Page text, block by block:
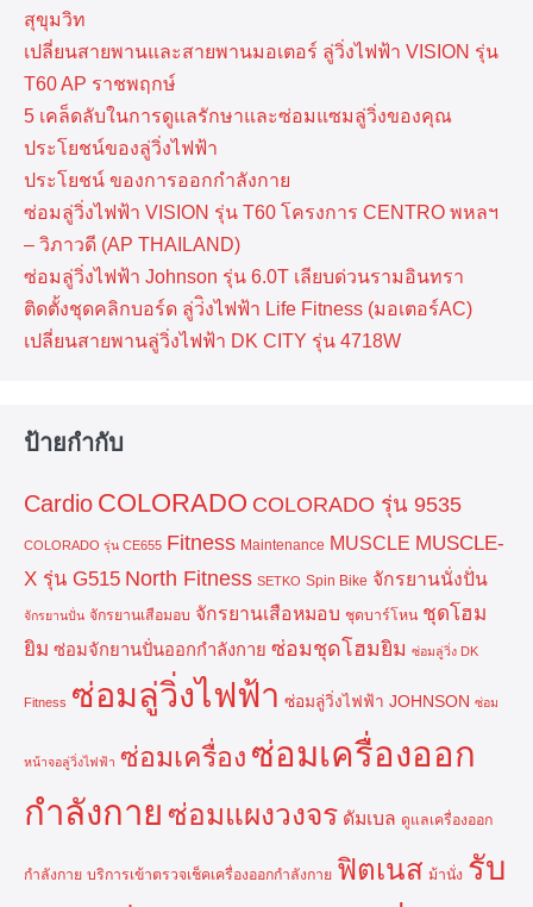
สุขุมวิท
เปลี่ยนสายพานและสายพานมอเตอร์ ลู่วิ่งไฟฟ้า VISION รุ่น
T60 AP ราชพฤกษ์
5 เคล็ดลับในการดูแลรักษาและซ่อมแซมลู่วิ่งของคุณ
ประโยชน์ของลู่วิ่งไฟฟ้า
ประโยชน์ ของการออกกำลังกาย
ซ่อมลู่วิ่งไฟฟ้า VISION รุ่น T60 โครงการ CENTRO พหลฯ
– วิภาวดี (AP THAILAND)
ซ่อมลู่วิ่งไฟฟ้า Johnson รุ่น 6.0T เลียบด่วนรามอินทรา
ติดตั้งชุดคลิกบอร์ด ลู่ว่ิงไฟฟ้า Life Fitness (มอเตอร์AC)
เปลี่ยนสายพานลู่วิ่งไฟฟ้า DK CITY รุ่น 4718W
ป้ายกำกับ
Cardio COLORADO COLORADO รุ่น 9535
COLORADO รุ่น CE655 Fitness Maintenance MUSCLE MUSCLE-
X รุ่น G515 North Fitness SETKO Spin Bike จักรยานนั่งปั่น
จักรยานปั่น จักรยานเสือมอบ จักรยานเสือหมอบ ชุดบาร์โหน ชุดโฮม
ยิม ซ่อมจักยานปั่นออกกำลังกาย ซ่อมชุดโฮมยิม ซ่อมลู่วิ่ง DK
Fitness ซ่อมลู่วิ่งไฟฟ้า ซ่อมลู่วิ่งไฟฟ้า JOHNSON ซ่อม
หน้าจอลู่วิ่งไฟฟ้า ซ่อมเครื่อง ซ่อมเครื่องออก
กำลังกาย ซ่อมแผงวงจร ดัมเบล ดูแลเครื่องออก
กำลังกาย บริการเข้าตรวจเช็คเครื่องออกกำลังกาย ฟิตเนส ม้านั่ง รับ